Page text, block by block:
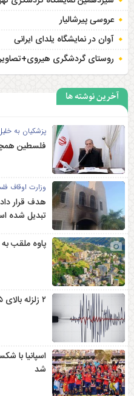
عروسی پیرشالیار
آوان در نمایشگاه یلدای ایرانی
روستای گردشگری
آخرین نوشته ها
پزشکیان به
فلسطین
وزارت اوقاف
هدف قرار
تبدیل شده
پاوه ملقب
۲ زلزله‌ بالای ۵ ریشتر کرمانشاه را لرزاند
شد